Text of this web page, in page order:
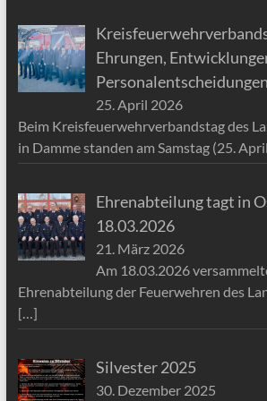
Ehrungen,
Personalentscheidungen
25. April 2026
Beim Kreisfeuerwehrverbandstag des
in Damme standen am Samstag (25.
Ehrenabteilung tagt in
18.03.2026
21. März 2026
Am 18.03.2026
Ehrenabteilung der Feuerwehren des
[…]
Silvester 2025
30. Dezember 2025